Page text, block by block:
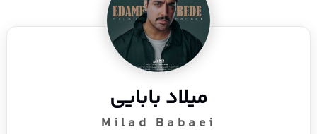
میلاد بابایی
Milad Babaei